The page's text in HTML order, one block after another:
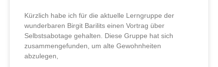
Kürzlich habe ich für die aktuelle Lerngruppe der
wunderbaren Birgit Barilits einen Vortrag über
Selbstsabotage gehalten. Diese Gruppe hat sich
zusammengefunden, um alte Gewohnheiten
abzulegen,